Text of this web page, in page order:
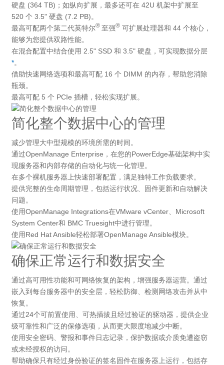
硬盘 (364 TB)；如纵向扩展，最多还可在 42U 机架中扩展至
520 个 3.5" 硬盘 (7.2 PB)。
最高可配两个第二代英特尔®至强® 可扩展处理器和 44 个核心，
能够为您提供双路性能。
在混合配置中结合使用 2.5" SSD 和 3.5" 硬盘，可实现数据分层
*。
借助快速网络选项和最高可配 16 个 DIMM 的内存，帮助您消除
瓶颈。
最高可配 5 个 PCIe 插槽，轻松实现扩展。
简化整个数据中心的管理
减少管理大中型规模的环境所需的时间。
通过OpenManage Enterprise，在您的PowerEdge基础架构中实
现服务器和内部存储的自动化与统一化管理。
在多个裸机服务器上快速部署配置，满足独特工作负载要求。
提供完整的生命周期管理，包括运行状况、固件更新和自动解决
问题。
使用OpenManage Integrations在VMware vCenter、Microsoft
System Center和 BMC Truesight中进行管理。
使用Red Hat Ansible轻松部署OpenManage Ansible模块。
确保正常运行和数据安全
通过高可用性功能和可网络恢复的架构，增强服务器运营。通过
嵌入到每台服务器中的安全层，轻松防御、检测网络攻击并从中
恢复。
通过24个可前置使用、可热插拔且经过验证的驱动器，提供企业
级可靠性和广泛的保修选项，从而更大限度地减少中断。
使用安全密码、警报和事件日志记录，保护数据或介质免遭盗窃
或未经授权的访问。
帮助确保只有经过身份验证的签名固件在服务器上运行，包括存